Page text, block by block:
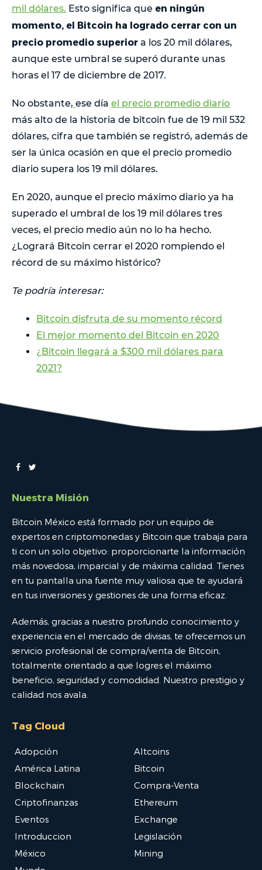
mil dólares. Esto significa que en ningún
momento, el Bitcoin ha logrado cerrar con un
precio promedio superior a los 20 mil dólares,
aunque este umbral se superó durante unas
horas el 17 de diciembre de 2017.
No obstante, ese día el precio promedio diario
más alto de la historia de bitcoin fue de 19 mil 532
dólares, cifra que también se registró, además de
ser la única ocasión en que el precio promedio
diario supera los 19 mil dólares.
En 2020, aunque el precio máximo diario ya ha
superado el umbral de los 19 mil dólares tres
veces, el precio medio aún no lo ha hecho.
¿Logrará Bitcoin cerrar el 2020 rompiendo el
récord de su máximo histórico?
Te podría interesar:
Bitcoin disfruta de su momento récord
El mejor momento del Bitcoin en 2020
¿Bitcoin llegará a $300 mil dólares para
2021?
Nuestra Misión
Bitcoin México está formado por un equipo de
expertos en criptomonedas y Bitcoin que trabaja para
ti con un solo objetivo: proporcionarte la información
más novedosa, imparcial y de máxima calidad. Tienes
en tu pantalla una fuente muy valiosa que te ayudará
en tus inversiones y gestiones de una forma eficaz.
Además, gracias a nuestro profundo conocimiento y
experiencia en el mercado de divisas, te ofrecemos un
servicio profesional de compra/venta de Bitcoin,
totalmente orientado a que logres el máximo
beneficio, seguridad y comodidad. Nuestro prestigio y
calidad nos avala.
Tag Cloud
Adopción
Altcoins
América Latina
Bitcoin
Blockchain
Compra-Venta
Criptofinanzas
Ethereum
Eventos
Exchange
Introduccion
Legislación
México
Mining